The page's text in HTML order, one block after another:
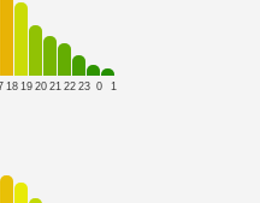
18 19 20 21 22 23 0 1